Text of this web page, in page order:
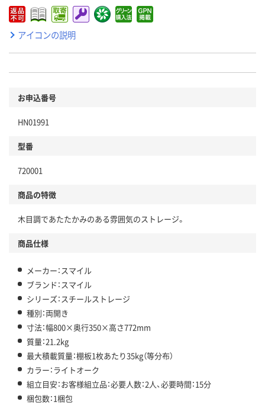
アイコンの説明
お申込番号
HN01991
型番
720001
商品の特徴
木目調であたたかみのある雰囲気のストレージ。
商品仕様
メーカー：スマイル
ブランド：スマイル
シリーズ：スチールストレージ
種別：両開き
寸法：幅800×奥行350×高さ772mm
質量：21.2kg
最大積載質量：棚板1枚あたり35kg（等分布）
カラー：ライトオーク
組立目安：お客様組立品：必要人数：2人、必要時間：15分
梱包数：1梱包